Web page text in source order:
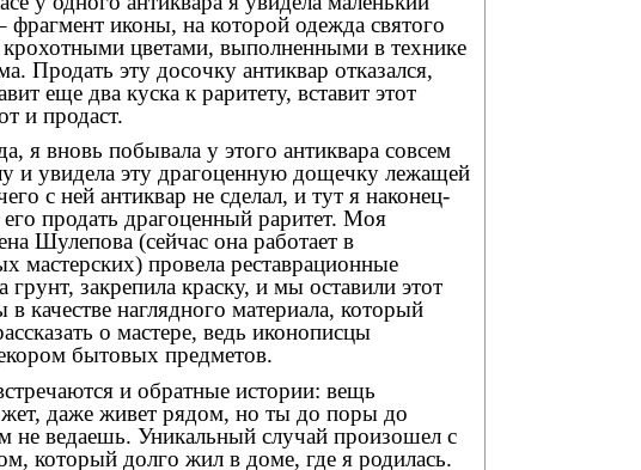
фрагмент иконы, на которой одежда святого
цветами, выполненными в технике
Продать эту досочку антиквар отказался,
еще два куска к раритету, вставит этот
и продаст.
я вновь побывала у этого антиквара совсем
и увидела эту драгоценную дощечку лежащей
с ней антиквар не сделал, и тут я наконец-
его продать драгоценный раритет. Моя
Шулепова (сейчас она работает в
мастерских) провела реставрационные
грунт, закрепила краску, и мы оставили этот
качестве наглядного материала, который
о мастере, ведь иконописцы
бытовых предметов.
и обратные истории: вещь
даже живет рядом, но ты до поры до
не ведаешь. Уникальный случай произошел с
который долго жил в доме, где я родилась.